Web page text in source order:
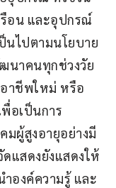
รือน และอุปกรณ์
นไปตามนโยบาย
นาคนทุกช่วงวัย
อาชีพใหม่ หรือ
อเป็นการ
มผู้สูงอายุอย่างมี
แสดงยังแสดงให้
องค์ความรู้ และ